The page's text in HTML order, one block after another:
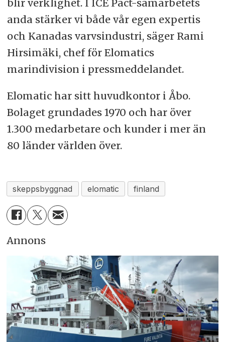
blir verklighet. I ICE Pact-samarbetets
anda stärker vi både vår egen expertis
och Kanadas varvsindustri, säger Rami
Hirsimäki, chef för Elomatics
marindivision i pressmeddelandet.
Elomatic har sitt huvudkontor i Åbo.
Bolaget grundades 1970 och har över
1.300 medarbetare och kunder i mer än
80 länder världen över.
skeppsbyggnad elomatic finland
Annons